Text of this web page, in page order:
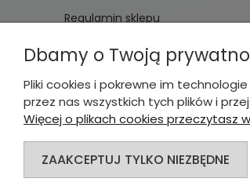
Regulamin sklepu
Formy płatności
Formy dostawy
Zwroty i reklamacje
Dbamy o Twoją
Pliki cookies i pokrewne im
przez nas wszystkich tych plików i
Więcej o plikach cookies przeczytasz
ZAAKCEPTUJ TYLKO NIEZBĘDNE